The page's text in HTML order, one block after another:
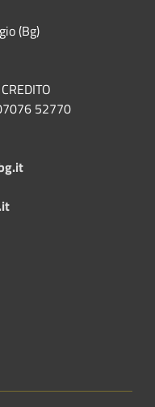
(Bg)
52770